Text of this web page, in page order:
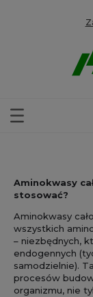
Aminokwasy
stosować?
Aminokwasy
wszystkich
– niezbędnych,
endogennych
samodzielnie).
procesów
organizmu, nie